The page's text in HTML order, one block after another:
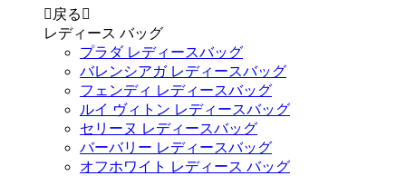
 戻る 
レディース バッグ
プラダ レディースバッグ
バレンシアガ レディースバッグ
フェンディ レディースバッグ
ルイ ヴィトン レディースバッグ
セリーヌ レディースバッグ
バーバリー レディースバッグ
オフホワイト レディース バッグ